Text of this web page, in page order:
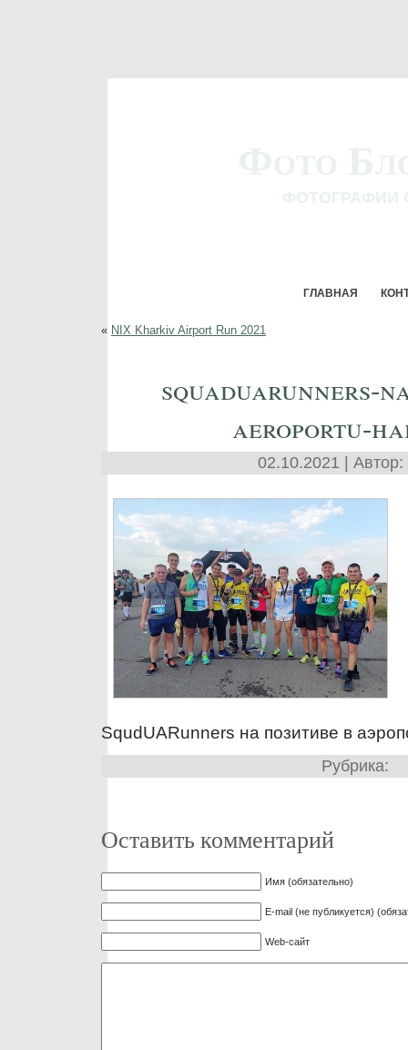
ГЛАВНАЯ
« NIX Kharkiv Airport Run 2021
squaduarunners-
aeroportu-
02.10.2021 | Автор:
SqudUARunners на позитиве в
Рубрика:
Оставить комментарий
Имя (обязательно)
E-mail (не публикуется)
Web-сайт